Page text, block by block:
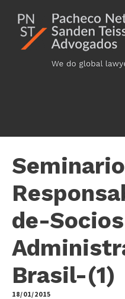
content
Additional
menu
de-
Brasil-(1)
18/01/2015